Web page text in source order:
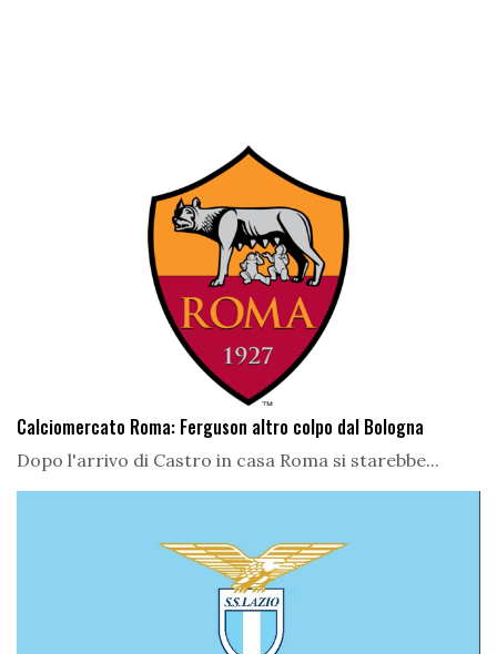
Calciomercato Roma: Ferguson altro colpo dal Bologna
Dopo l'arrivo di Castro in casa Roma si starebbe...